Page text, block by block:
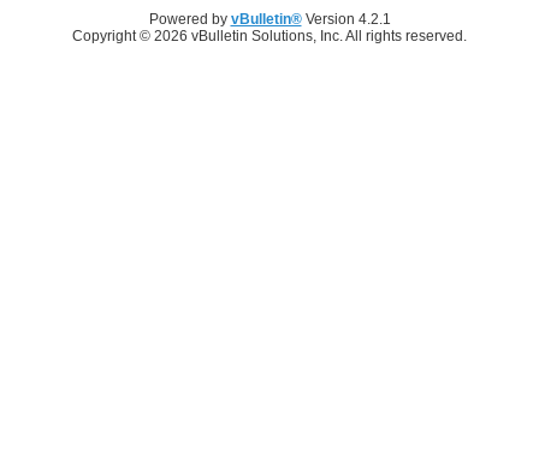
Powered by vBulletin®Version 4.2.1
Copyright © 2026 vBulletin Solutions, Inc. All rights reserved.